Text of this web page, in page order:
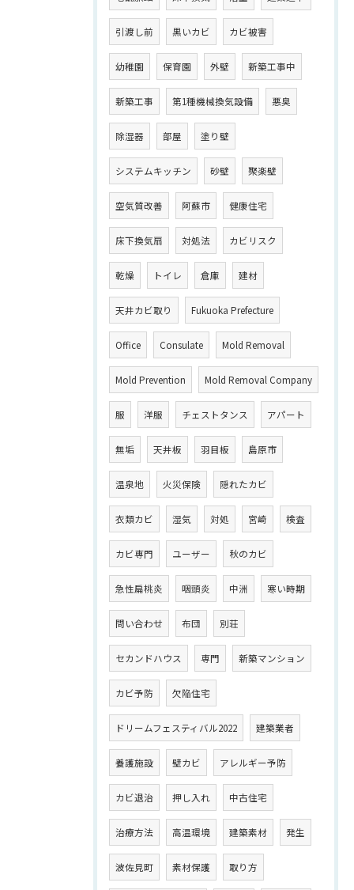
引渡し前 黒いカビ カビ被害
幼稚園 保育園 外壁 新築工事中
新築工事 第1種機械換気設備 悪臭
除湿器 部屋 塗り壁
システムキッチン 砂壁 聚楽壁
空気質改善 阿蘇市 健康住宅
床下換気扇 対処法 カビリスク
乾燥 トイレ 倉庫 建材
天井カビ取り Fukuoka Prefecture
Office Consulate Mold Removal
Mold Prevention Mold Removal Company
服 洋服 チェストタンス アパート
無垢 天井板 羽目板 島原市
温泉地 火災保険 隠れたカビ
衣類カビ 湿気 対処 宮崎 検査
カビ専門 ユーザー 秋のカビ
急性扁桃炎 咽頭炎 中洲 寒い時期
問い合わせ 布団 別荘
セカンドハウス 専門 新築マンション
カビ予防 欠陥住宅
ドリームフェスティバル2022 建築業者
養護施設 壁カビ アレルギー予防
カビ退治 押し入れ 中古住宅
治療方法 高温環境 建築素材 発生
波佐見町 素材保護 取り方